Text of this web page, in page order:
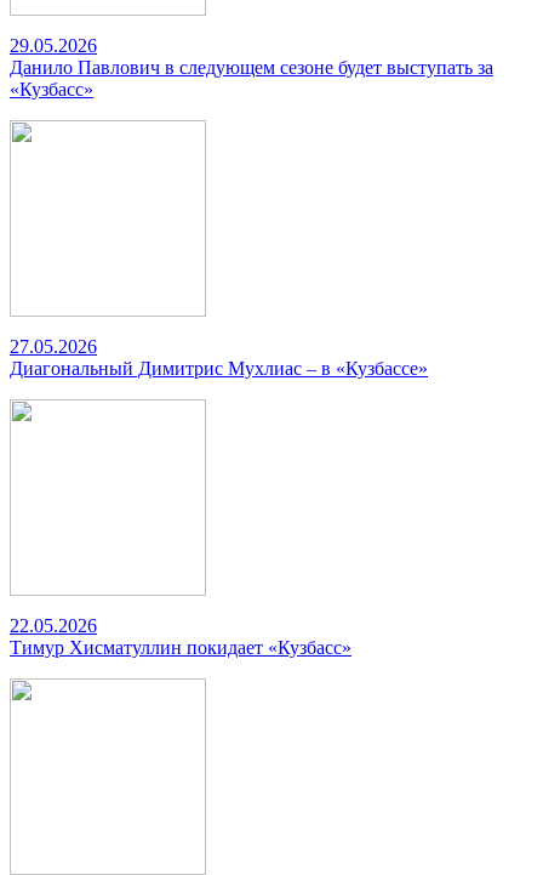
29.05.2026
Данило Павлович в следующем сезоне будет выступать за
«Кузбасс»
27.05.2026
Диагональный Димитрис Мухлиас – в «Кузбассе»
22.05.2026
Тимур Хисматуллин покидает «Кузбасс»